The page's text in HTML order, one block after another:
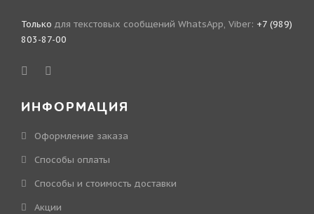
Только для текстовых сообщений WhatsApp, Viber: +7 (989)
803-87-00
ИНФОРМАЦИЯ
Оформление заказа
Способы оплаты
Способы и стоимость доставки
Акции